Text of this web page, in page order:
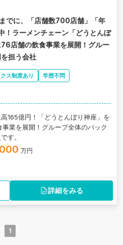
でに、「店舗数700店舗」「年
！ラーメンチェーン「どうとんぼ
店舗の飲食事業を展開！グルー
担う会社
ス制度あり
学歴不問
165億円！「どうとんぼり神座」を
業を展開！グループ全体のバック
す。
万円
詳細をみる
1